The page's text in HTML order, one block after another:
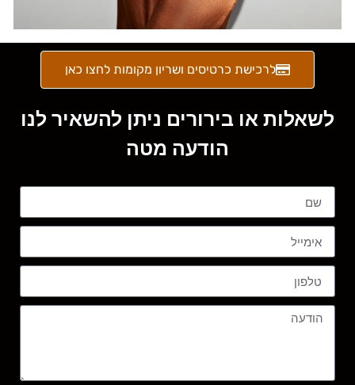
לרכישת כרטיסים ושריון מקומות לחצו כאן
לשאלות או בירורים ניתן להשאיר לנו
הודעה מטה